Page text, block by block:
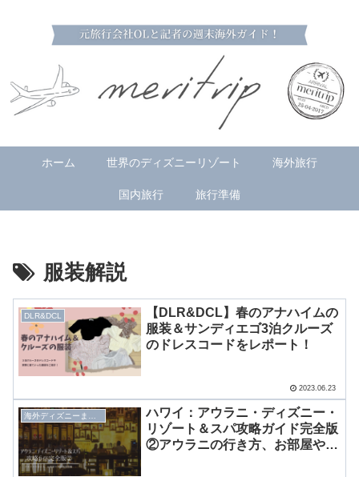
ホーム 世界のディズニーリゾート 海外旅行
国内旅行 旅行準備
服装解説
DLR&DCL
【DLR&DCL】春のアナハイムの
服装＆サンディエゴ3泊クルーズ
のドレスコードをレポート！
2023.06.23
海外ディズニーまとめ
ハワイ：アウラニ・ディズニー・
リゾート＆スパ攻略ガイド完全版
②アウラニの行き方、お部屋や滞